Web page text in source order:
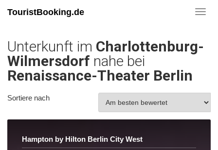
TouristBooking.de
Unterkunft im Charlottenburg-
Wilmersdorf nahe bei
Renaissance-Theater Berlin
Sortiere nach
Hampton by Hilton Berlin City West